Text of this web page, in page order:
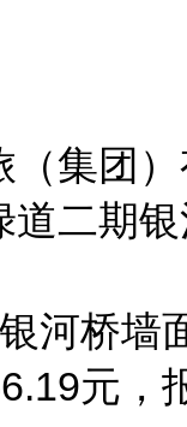
集团
二期
河桥墙
元，